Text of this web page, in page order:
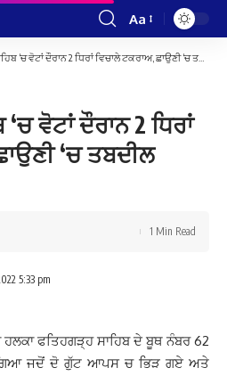
Font
Resizer
Aa
ਵੋਟਾਂ ਦੌਰਾਨ 2 ਧਿਰਾਂ ਵਿਚਾਲੇ ਟਕਰਾਅ, ਛਾਉਣੀ ‘ਚ ਤਬਦੀਲ ਪੋਲਿੰਗ ਬੂਥ ਪੁਲਸ
ਵੋਟਾਂ ਦੌਰਾਨ 2 ਧਿਰਾਂ
‘ਚ ਤਬਦੀਲ
5:33 pm
1 Min Read
ਹਲਕਾ ਫਤਿਹਗੜ੍ਹ ਸਾਹਿਬ ਦੇ ਬੂਥ ਨੰਬਰ 62
ਜਦੋਂ ਦੋ ਗੁੱਟ ਆਪਸ ਚ ਭਿੜ ਗਏ ਅਤੇ